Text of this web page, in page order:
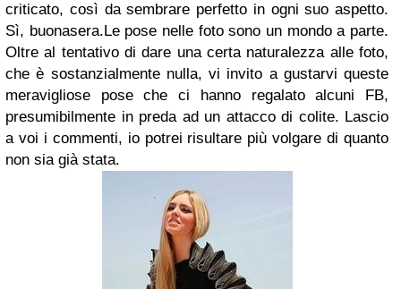
criticato, così da sembrare perfetto in ogni suo aspetto.
Sì, buonasera.Le pose nelle foto sono un mondo a parte.
Oltre al tentativo di dare una certa naturalezza alle foto,
che è sostanzialmente nulla, vi invito a gustarvi queste
meravigliose pose che ci hanno regalato alcuni FB,
presumibilmente in preda ad un attacco di colite. Lascio
a voi i commenti, io potrei risultare più volgare di quanto
non sia già stata.